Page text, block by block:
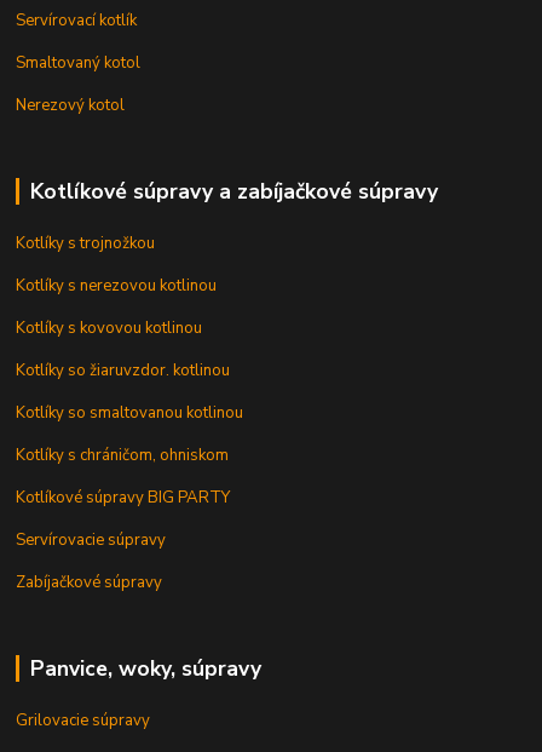
Servírovací kotlík
Smaltovaný kotol
Nerezový kotol
Kotlíkové súpravy a zabíjačkové súpravy
Kotlíky s trojnožkou
Kotlíky s nerezovou kotlinou
Kotlíky s kovovou kotlinou
Kotlíky so žiaruvzdor. kotlinou
Kotlíky so smaltovanou kotlinou
Kotlíky s chráničom, ohniskom
Kotlíkové súpravy BIG PARTY
Servírovacie súpravy
Zabíjačkové súpravy
Panvice, woky, súpravy
Grilovacie súpravy